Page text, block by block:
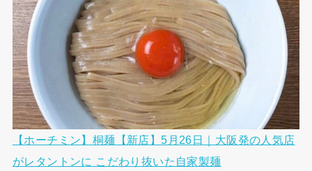
【ホーチミン】桐麺【新店】5月26日｜大阪発の人気店
がレタントンに こだわり抜いた自家製麺